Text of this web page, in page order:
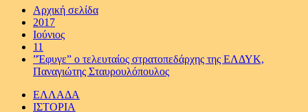
Αρχική σελίδα
2017
Ιούνιος
11
”Έφυγε” ο τελευταίος στρατοπεδάρχης της ΕΛΔΥΚ,
Παναγιώτης Σταυρουλόπουλος
ΕΛΛΑΔΑ
ΙΣΤΟΡΙΑ